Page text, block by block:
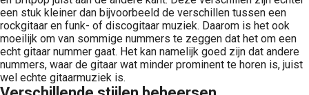
een stuk kleiner dan bijvoorbeeld de verschillen tussen een
rockgitaar en funk- of discogitaar muziek. Daarom is het ook
moeilijk om van sommige nummers te zeggen dat het om een
echt gitaar nummer gaat. Het kan namelijk goed zijn dat andere
nummers, waar de gitaar wat minder prominent te horen is, juist
wel echte gitaarmuziek is.